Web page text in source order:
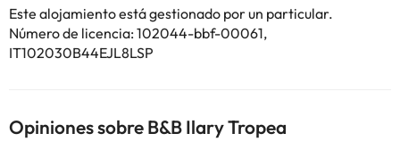
Algunos de los servicios detallados pueden ser de pago. Puedes
consultar sus tarifas directamente en el establecimiento. Toda la
Este alojamiento está gestionado por un particular.
Número de licencia: 102044-bbf-00061,
IT102030B44EJL8LSP
Opiniones sobre B&B Ilary Tropea